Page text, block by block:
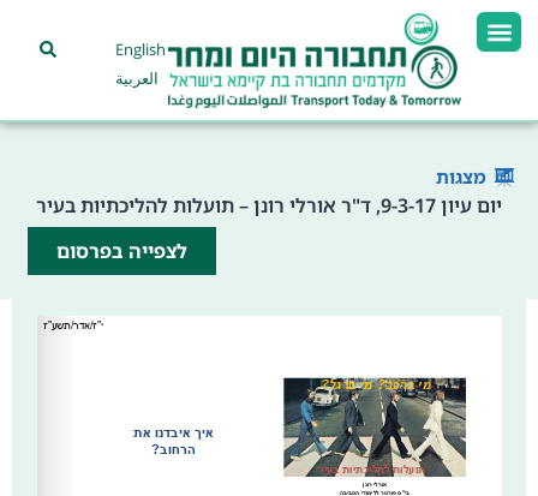
English
العربية
מצגות
יום עיון 9-3-17, ד"ר אורלי רונן – תועלות להליכתיות בעיר
לצפייה בפרסום